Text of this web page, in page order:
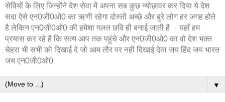
सेवियों के लिए जिन्होंने देश सेवा में अपना सब कुछ न्योछावर कर दिया ये देश
सदा ऐसे एन0जी0ओ0 का ऋणी रहेगा दोस्तों अच्छे और बुरे लोग हर जगह होते
है लेकिन एन0जी0ओ0 की हमेशा गलत छवि ही बनाई जाती है । यहाँ हम
प्रयास कर रहे है कि सत्य आप तक पहुंचे और एन0जी0ओ0 का वो देश भक्त
चेहरा भी सभी को दिखाई दे जो आम तौर पर नही दिखाई देता जय हिंद जय भारत
जय एन0जी0ओ0
▼